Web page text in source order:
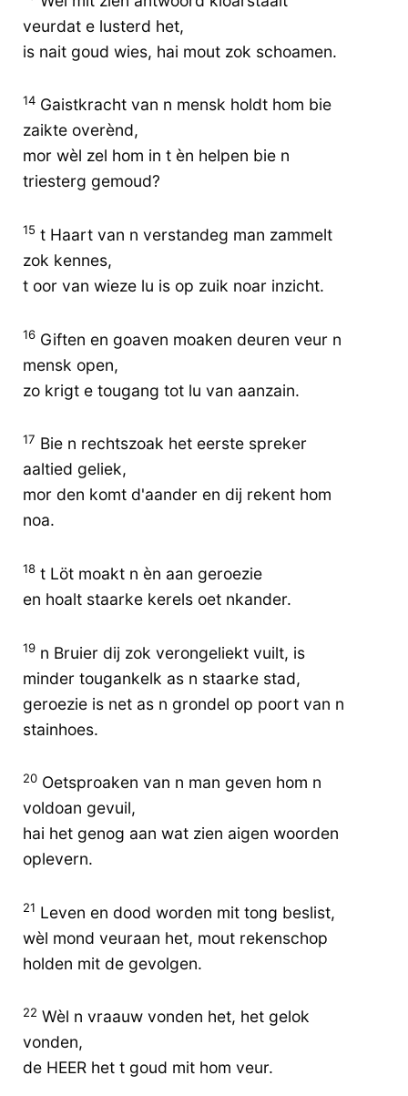
veurdat e lusterd het,
is nait goud wies, hai mout zok schoamen.
14 Gaistkracht van n mensk holdt hom bie
zaikte overènd,
mor wèl zel hom in t èn helpen bie n
triesterg gemoud?
15 t Haart van n verstandeg man zammelt
zok kennes,
t oor van wieze lu is op zuik noar inzicht.
16 Giften en goaven moaken deuren veur n
mensk open,
zo krigt e tougang tot lu van aanzain.
17 Bie n rechtszoak het eerste spreker
aaltied geliek,
mor den komt d'aander en dij rekent hom
noa.
18 t Löt moakt n èn aan geroezie
en hoalt staarke kerels oet nkander.
19 n Bruier dij zok verongeliekt vuilt, is
minder tougankelk as n staarke stad,
geroezie is net as n grondel op poort van n
stainhoes.
20 Oetsproaken van n man geven hom n
voldoan gevuil,
hai het genog aan wat zien aigen woorden
oplevern.
21 Leven en dood worden mit tong beslist,
wèl mond veuraan het, mout rekenschop
holden mit de gevolgen.
22 Wèl n vraauw vonden het, het gelok
vonden,
de HEER het t goud mit hom veur.